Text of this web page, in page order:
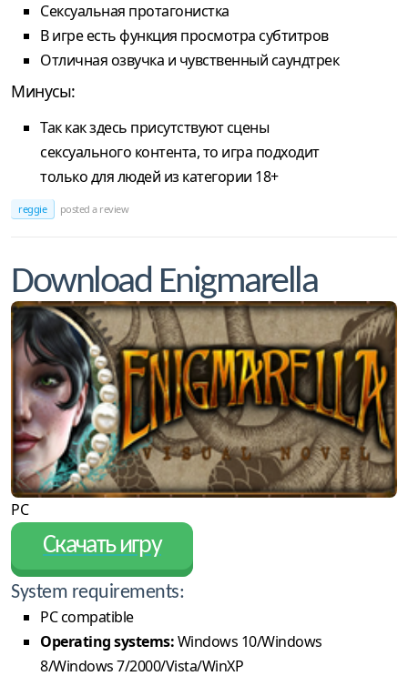
Сексуальная протагонистка
В игре есть функция просмотра субтитров
Отличная озвучка и чувственный саундтрек
Минусы:
Так как здесь присутствуют сцены
сексуального контента, то игра подходит
только для людей из категории 18+
reggie posted a review
Download Enigmarella
PC
Скачать игру
System requirements:
PC compatible
Operating systems:Windows 10/Windows
8/Windows 7/2000/Vista/WinXP